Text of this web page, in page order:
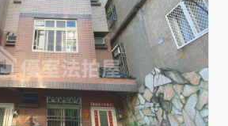
六、本件拍賣標的物以建物
現況拍賣，當事人及拍定人
均不得以面積不符，請求增
減價金。
七、拍賣之不動產有抵押權
設定，拍定後抵押權塗銷。